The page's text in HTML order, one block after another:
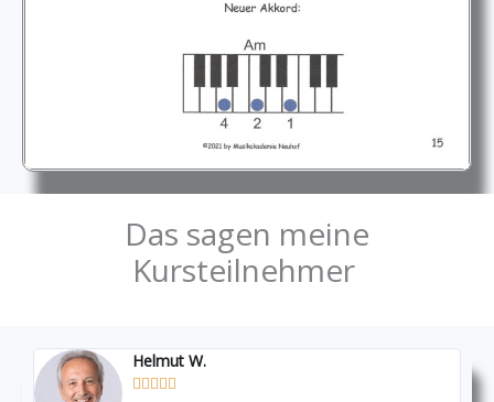
Das sagen meine
Kursteilnehmer
Helmut W.
    